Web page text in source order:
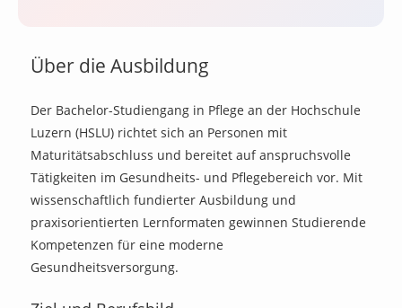
Über die Ausbildung
Der Bachelor-Studiengang in Pflege an der Hochschule
Luzern (HSLU) richtet sich an Personen mit
Maturitätsabschluss und bereitet auf anspruchsvolle
Tätigkeiten im Gesundheits- und Pflegebereich vor. Mit
wissenschaftlich fundierter Ausbildung und
praxisorientierten Lernformaten gewinnen Studierende
Kompetenzen für eine moderne
Gesundheitsversorgung.